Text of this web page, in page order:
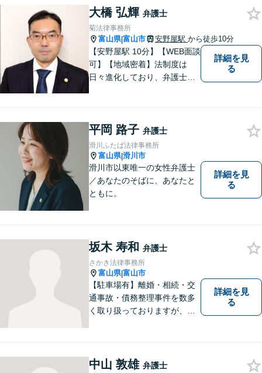
を解決するため、迅速かつ丁
寧にサポートいたします。
【夜間対応可能】
大橋 弘輝 弁護士
菊法律事務所
富山県|富山市 安野屋駅 から徒歩10分
【安野屋駅 10分】【WEB面談
可】【地域密着】法制度は
日々進化しており、弁護士に
の声にしっかり耳を傾ける姿
勢は変わりません。
詳細を見
る
平岡 路子 弁護士
滑川ふたば法律事務所
富山県|滑川市
滑川市以東唯一の女性弁護士
／あなたのそばに、あなたと
ともに。
詳細を見
る
坂木 寿和 弁護士
さかき法律事務所
富山県|富山市
【駐車場有】離婚・相続・交
通事故・債務整理事件を数多
く取り扱っておりますが、そ
というお声をいただけるよう
詳細を見
る
中山 敦雄 弁護士